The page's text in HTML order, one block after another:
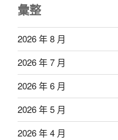
彙整
2026 年 8 月
2026 年 7 月
2026 年 6 月
2026 年 5 月
2026 年 4 月